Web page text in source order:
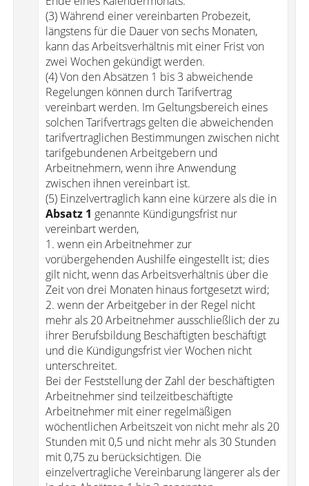
(3) Während einer vereinbarten Probezeit,
längstens für die Dauer von sechs Monaten,
kann das Arbeitsverhältnis mit einer Frist von
zwei Wochen gekündigt werden.
(4) Von den Absätzen 1 bis 3 abweichende
Regelungen können durch Tarifvertrag
vereinbart werden. Im Geltungsbereich eines
solchen Tarifvertrags gelten die abweichenden
tarifvertraglichen Bestimmungen zwischen nicht
tarifgebundenen Arbeitgebern und
Arbeitnehmern, wenn ihre Anwendung
zwischen ihnen vereinbart ist.
(5) Einzelvertraglich kann eine kürzere als die in
Absatz 1 genannte Kündigungsfrist nur
vereinbart werden,
1. wenn ein Arbeitnehmer zur
vorübergehenden Aushilfe eingestellt ist; dies
gilt nicht, wenn das Arbeitsverhältnis über die
Zeit von drei Monaten hinaus fortgesetzt wird;
2. wenn der Arbeitgeber in der Regel nicht
mehr als 20 Arbeitnehmer ausschließlich der zu
ihrer Berufsbildung Beschäftigten beschäftigt
und die Kündigungsfrist vier Wochen nicht
unterschreitet.
Bei der Feststellung der Zahl der beschäftigten
Arbeitnehmer sind teilzeitbeschäftigte
Arbeitnehmer mit einer regelmäßigen
wöchentlichen Arbeitszeit von nicht mehr als 20
Stunden mit 0,5 und nicht mehr als 30 Stunden
mit 0,75 zu berücksichtigen. Die
einzelvertragliche Vereinbarung längerer als der